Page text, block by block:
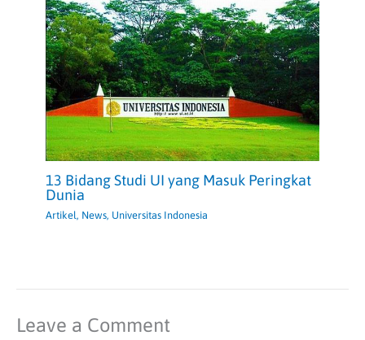
13 Bidang Studi UI yang Masuk Peringkat
Dunia
Artikel, News, Universitas Indonesia
Leave a Comment